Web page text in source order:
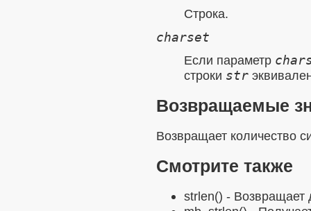
Строка.
charset
Если параметр
строки str
Возвращаемые
Возвращает количество
Смотрите также
strlen() - Возвращает